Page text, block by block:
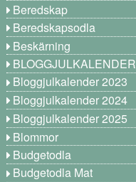
Beredskap
Beredskapsodla
Beskärning
BLOGGJULKALENDER
Bloggjulkalender 2023
Bloggjulkalender 2024
Bloggjulkalender 2025
Blommor
Budgetodla
Budgetodla Mat